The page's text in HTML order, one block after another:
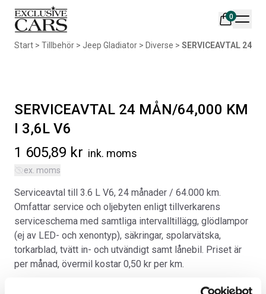
0
Din varukorg är tom
AIR DESIGN SPOILER I
MATTSVART
Artikelnr:RA0261
5 665kr
Välj alternativ
Artikelnr: RA0004
4 698kr
Lägg i varukorg
Start > Tillbehör > Jeep Gladiator > Diverse > SERVICEAVTAL 24
SERVICEAVTAL 24 MÅN/64,000 KM
I 3,6L V6
1 605,89 kr ink. moms
ex. moms
Serviceavtal till 3.6 L V6, 24 månader / 64.000 km.
Omfattar service och oljebyten enligt tillverkarens
serviceschema med samtliga intervalltillägg, glödlampor
(ej av LED- och xenontyp), säkringar, spolarvätska,
torkarblad, tvätt in- och utvändigt samt lånebil. Priset är
per månad, övermil kostar 0,50 kr per km.